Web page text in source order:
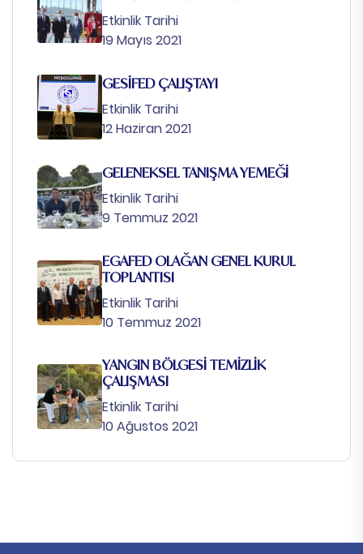
Etkinlik Tarihi
19 Mayıs 2021
GESİFED ÇALIŞTAYI
Etkinlik Tarihi
12 Haziran 2021
GELENEKSEL TANIŞMA YEMEĞİ
Etkinlik Tarihi
9 Temmuz 2021
EGAFED OLAĞAN GENEL KURUL
TOPLANTISI
Etkinlik Tarihi
10 Temmuz 2021
YANGIN BÖLGESİ TEMİZLİK
ÇALIŞMASI
Etkinlik Tarihi
10 Ağustos 2021